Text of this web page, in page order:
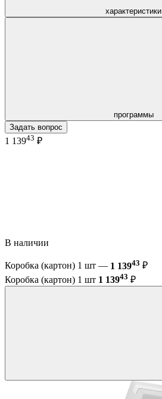
характеристики
программы
Задать вопрос
1 13943 ₽
В наличии
Коробка (картон) 1 шт — 1 13943 ₽
Коробка (картон) 1 шт 1 13943 ₽